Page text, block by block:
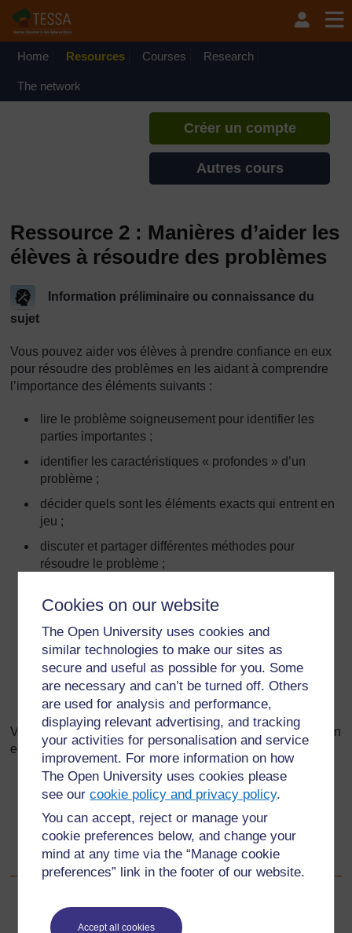
Cookies on our website
The Open University uses cookies and
similar technologies to make our sites as
secure and useful as possible for you. Some
are necessary and can’t be turned off. Others
are used for analysis and performance,
displaying relevant advertising, and tracking
your activities for personalisation and service
improvement. For more information on how
The Open University uses cookies please
see ourcookie policy and privacy policy.
You can accept, reject or manage your
cookie preferences below, and change your
mind at any time via the “Manage cookie
preferences” link in the footer of our website.
Accept all cookies
Home Resources Courses Research
The network
TESSA - Guinée-Bissau
Si vous créez un compte, vous
pouvez établir un profil
Créer un compte
Autres cours
Ressource 2 : Manières d’aider les
élèves à résoudre des problèmes
Information préliminaire ou connaissance du
sujet
Vous pouvez aider vos élèves à prendre confiance en eux
pour résoudre des problèmes en les aidant à comprendre
l’importance des éléments suivants :
lire le problème soigneusement pour identifier les
parties importantes ;
identifier les caractéristiques « profondes » d’un
problème ;
décider quels sont les éléments exacts qui entrent en
jeu ;
discuter et partager différentes méthodes pour
résoudre le problème ;
travailler seul et avec d’autres ;
être prêt à recommencer en cas d’erreur ;
vérifier son travail ;
demander de l’aide à d’autres élèves ou à
l’enseignant quand c’est nécessaire.
Vous pouvez aussi aider vos élèves à prendre confiance en
eux pour résoudre des problèmes en :
utilisant des contextes qui intéressent les élèves
lorsque vous créez des problèmes ;
créant un environnement de classe favorable, pour
leur permettre de partager des idées sans craindre
qu’on se moque d’eux.
Précédent
Précédent